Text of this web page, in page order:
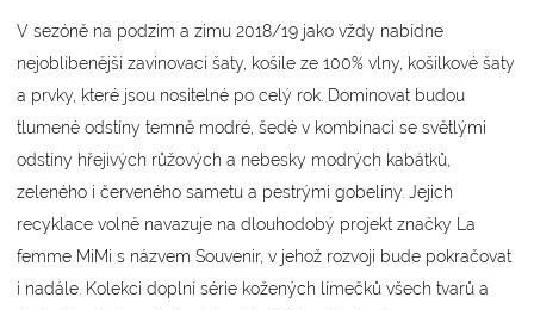
V sezóně na podzim a zimu 2018/19 jako vždy nabídne
nejoblíbenější zavinovací šaty, košile ze 100% vlny, košilkové šaty
a prvky, které jsou nositelné po celý rok. Dominovat budou
tlumené odstíny temně modré, šedé v kombinaci se světlými
odstíny hřejivých růžových a nebesky modrých kabátků,
zeleného i červeného sametu a pestrými gobelíny. Jejich
recyklace volně navazuje na dlouhodobý projekt značky La
femme MiMi s názvem Souvenir, v jehož rozvoji bude pokračovat
i nadále. Kolekci doplní série kožených límečků všech tvarů a